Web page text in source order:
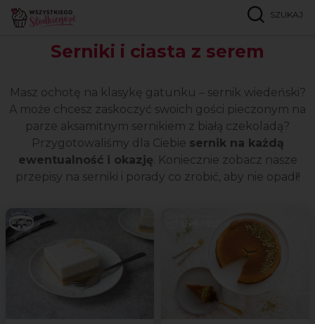
SZUKAJ
Strona główna Serniki i ciasta z serem
Serniki i ciasta z serem
Masz ochotę na klasykę gatunku – sernik wiedeński?
A może chcesz zaskoczyć swoich gości pieczonym na
parze aksamitnym sernikiem z białą czekoladą?
Przygotowaliśmy dla Ciebie sernik na każdą
ewentualność i okazję. Koniecznie zobacz nasze
przepisy na serniki i porady co zrobić, aby nie opadł!